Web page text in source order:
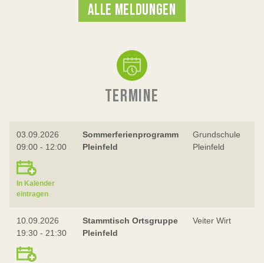
ALLE MELDUNGEN
TERMINE
03.09.2026
09:00 - 12:00
In Kalender
eintragen
Sommerferienprogramm
Pleinfeld
Grundschule
Pleinfeld
10.09.2026
19:30 - 21:30
Stammtisch Ortsgruppe
Pleinfeld
Veiter Wirt